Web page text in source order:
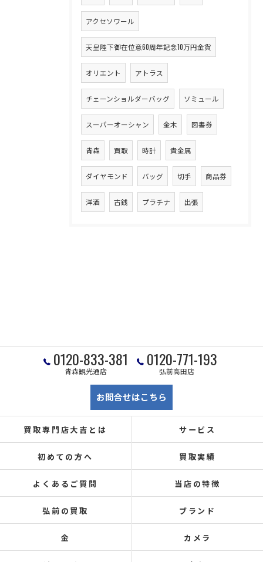
アクセソワール
天皇陛下御在位意60周年記念10万円金貨
オリエント アトラス
チェーンショルダーバッグ ソミュール
スーパーオーシャン 金木 図書券
青森 買取 時計 貴金属
ダイヤモンド バッグ 切手 商品券
洋酒 古銭 プラチナ 出張
0120-833-381
青森観光通店
0120-771-193
弘前高田店
お問合せはこちら
買取専門店大吉とは サービス
初めての方へ 買取実績
よくあるご質問 当店の特徴
弘前の買取 ブランド
金 カメラ